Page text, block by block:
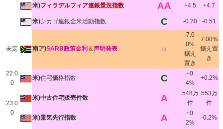
米)フィラデルフィア連銀景況指数 AA +4.5 +4.7
米)シカゴ連銀全米活動指数 C -0.20 -0.51
未定 南ア)SARB政策金利 ＆声明発表 ○
7.0
0%
据え
置き
7.00%
据え置
き
22:0
0
米)住宅価格指数 C
+0.
4%
+0.2%
23:0
0
米)中古住宅販売件数 A
548万
件
553万
件
米)景気先行指数 A
+0.
2%
-0.2%